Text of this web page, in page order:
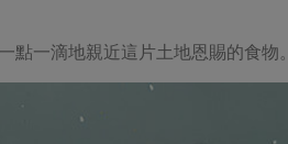
一滴地親近這片土地恩賜的食物。